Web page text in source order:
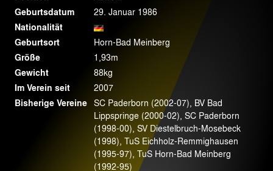
Geburtsdatum 29. Januar 1986
Nationalität
Geburtsort
Horn-Bad Meinberg
Größe 1,93m
Gewicht 88kg
Im Verein seit 2007
Bisherige Vereine SC Paderborn (2002-07), BV Bad
Lippspringe (2000-02), SC Paderborn
(1998-00), SV Diestelbruch-Mosebeck
(1998), TuS Eichholz-Remmighausen
(1995-97), TuS Horn-Bad Meinberg
(1992-95)